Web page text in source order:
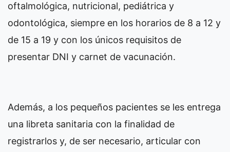
oftalmológica, nutricional, pediátrica y
odontológica, siempre en los horarios de 8 a 12 y
de 15 a 19 y con los únicos requisitos de
presentar DNI y carnet de vacunación.
Además, a los pequeños pacientes se les entrega
una libreta sanitaria con la finalidad de
registrarlos y, de ser necesario, articular con